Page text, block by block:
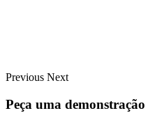
Previous Next
Peça uma demonstração